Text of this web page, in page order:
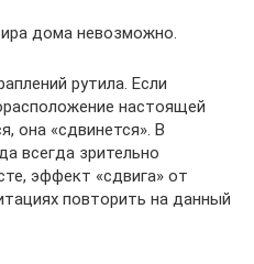
дома невозможно.
рутила. Если
настоящей
она «сдвинется». В
всегда зрительно
эффект «сдвига» от
повторить на данный